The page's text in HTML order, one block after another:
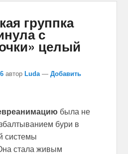
группка
с
целый
автор Luda — Добавить
была не
бури в
системы
стала живым